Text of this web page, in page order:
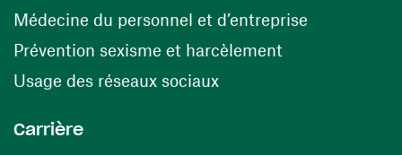
Médecine du personnel et d’entreprise
Prévention sexisme et harcèlement
Usage des réseaux sociaux(ouvre une nouvelle
Carrière